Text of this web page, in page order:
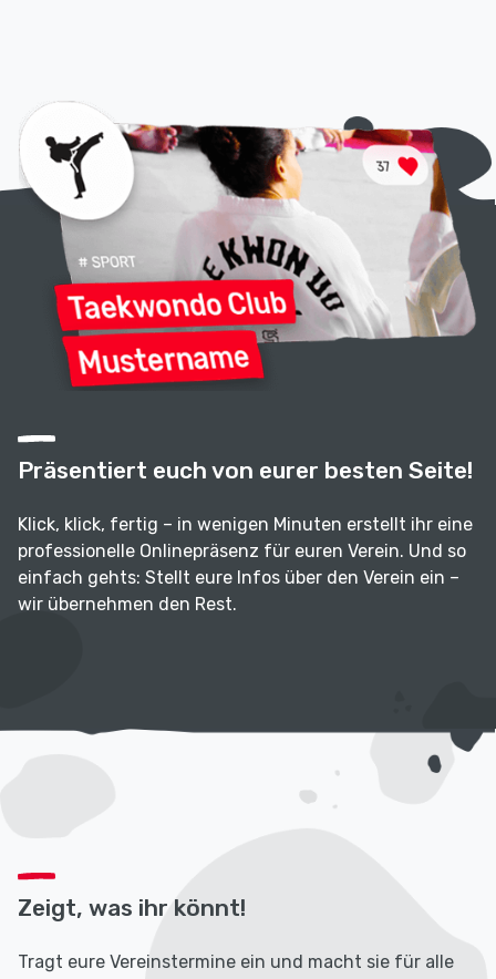
Präsentiert euch von eurer besten Seite!
Klick, klick, fertig – in wenigen Minuten erstellt ihr eine
professionelle Onlinepräsenz für euren Verein. Und so
einfach gehts: Stellt eure Infos über den Verein ein –
wir übernehmen den Rest.
Zeigt, was ihr könnt!
Tragt eure Vereinstermine ein und macht sie für alle